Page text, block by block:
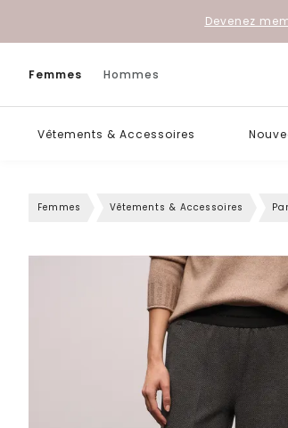
Devenez
Femmes Hommes
Vêtements & Accessoires
Femmes Vêtements & Accessoires